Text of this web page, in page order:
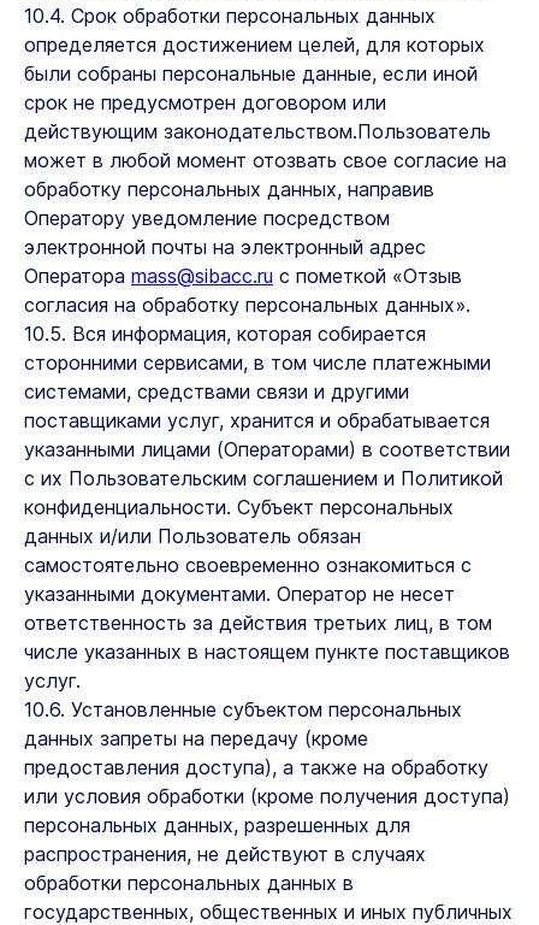
10.4. Срок обработки персональных данных
определяется достижением целей, для которых
были собраны персональные данные, если иной
срок не предусмотрен договором или
действующим законодательством.Пользователь
может в любой момент отозвать свое согласие на
обработку персональных данных, направив
Оператору уведомление посредством
электронной почты на электронный адрес
Оператора mass@sibacc.ru с пометкой «Отзыв
согласия на обработку персональных данных».
10.5. Вся информация, которая собирается
сторонними сервисами, в том числе платежными
системами, средствами связи и другими
поставщиками услуг, хранится и обрабатывается
указанными лицами (Операторами) в соответствии
с их Пользовательским соглашением и Политикой
конфиденциальности. Субъект персональных
данных и/или Пользователь обязан
самостоятельно своевременно ознакомиться с
указанными документами. Оператор не несет
ответственность за действия третьих лиц, в том
числе указанных в настоящем пункте поставщиков
услуг.
10.6. Установленные субъектом персональных
данных запреты на передачу (кроме
предоставления доступа), а также на обработку
или условия обработки (кроме получения доступа)
персональных данных, разрешенных для
распространения, не действуют в случаях
обработки персональных данных в
государственных, общественных и иных публичных